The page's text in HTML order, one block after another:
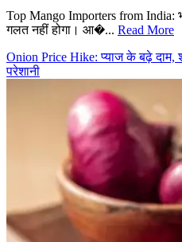
Top Mango Importers from India:
गलत नहीं होगा। आ�... Read More
Onion Price Hike: प्याज के बढ़े दाम,
परेशानी